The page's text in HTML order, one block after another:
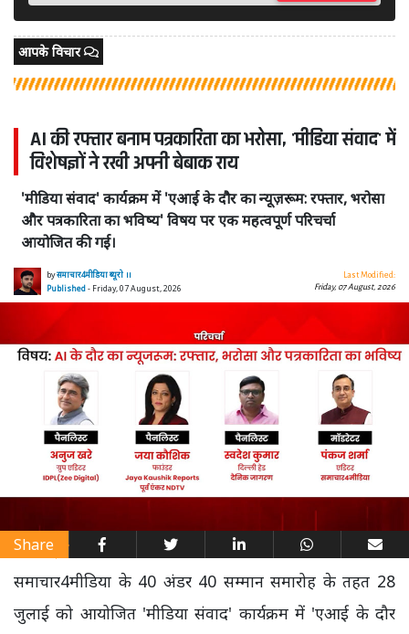
आपके विचार
AI की रफ्तार बनाम पत्रकारिता का भरोसा, 'मीडिया संवाद' में
विशेषज्ञों ने रखी अपनी बेबाक राय
'मीडिया संवाद' कार्यक्रम में 'एआई के दौर का न्यूज़रूम: रफ्तार, भरोसा
और पत्रकारिता का भविष्य' विषय पर एक महत्वपूर्ण परिचर्चा
आयोजित की गई।
byसमाचार4मीडिया ब्यूरो ।।
Published- Friday, 07 August, 2026
Last Modified:
Friday, 07 August, 2026
Share
समाचार4मीडिया के 40 अंडर 40 सम्मान समारोह के तहत 28
जुलाई को आयोजित 'मीडिया संवाद' कार्यक्रम में 'एआई के दौर